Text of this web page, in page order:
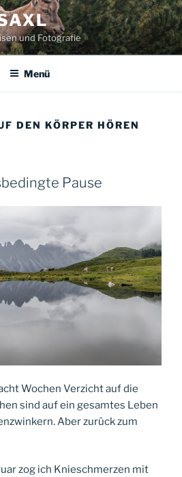
und Fotografie
Menü
DEN KÖRPER HÖREN
Pause
Wochen Verzicht auf die
sind auf ein gesamtes Leben
Aber zurück zum
zog ich Knieschmerzen mit